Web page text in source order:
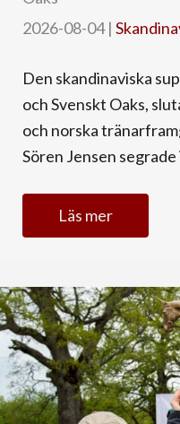
2026-08-04|
Den skandinaviska
och Svenskt Oaks,
och norska
Sören Jensen
Läs mer